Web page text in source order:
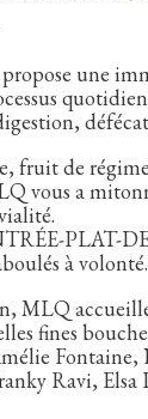
une
fruit de
vous a
PLAT-
à volonté.
MLQ
fines
Fontaine,
Ravi,